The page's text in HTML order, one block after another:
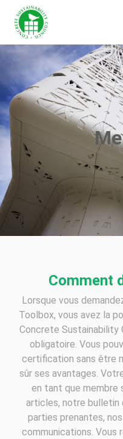
Comment
Lorsque vous
Toolbox, vous avez la
Concrete Sustainability
obligatoire. Vous
certification sans être
sûr ses avantages.
en tant que membre
articles, notre bulletin
parties prenantes,
communications. Vous